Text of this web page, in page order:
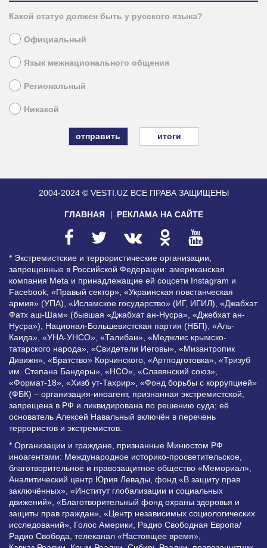
Какой статус должен быть у русского языка?
Официальный
Язык межнационального общения
Региональный
Никакой
итоги
2004-2024 © VESTI.UZ ВСЕ ПРАВА ЗАЩИЩЕНЫ
ГЛАВНАЯ РЕКЛАМА НА САЙТЕ
* Экстремистские и террористические организации,
запрещенные в Российской Федерации: американская
компания Meta и принадлежащие ей соцсети Instagram и
Facebook, «Правый сектор», «Украинская повстанческая
армия» (УПА), «Исламское государство» (ИГ, ИГИЛ), «Джабхат
Фатх аш-Шам» (бывшая «Джабхат ан-Нусра», «Джебхат ан-
Нусра»), Национал-Большевистская партия (НБП), «Аль-
Каида», «УНА-УНСО», «Талибан», «Меджлис крымско-
татарского народа», «Свидетели Иеговы», «Мизантропик
Дивижн», «Братство» Корчинского, «Артподготовка», «Тризуб
им. Степана Бандеры», «НСО», «Славянский союз»,
«Формат-18», «Хизб ут-Тахрир», «Фонд борьбы с коррупцией»
(ФБК) – организация-иноагент, признанная экстремистской,
запрещена в РФ и ликвидирована по решению суда; её
основатель Алексей Навальный включён в перечень
террористов и экстремистов.
* Организации и граждане, признанные Минюстом РФ
иноагентами: Международное историко-просветительское,
благотворительное и правозащитное общество «Мемориал»,
Аналитический центр Юрия Левады, фонд «В защиту прав
заключённых», «Институт глобализации и социальных
движений», «Благотворительный фонд охраны здоровья и
защиты прав граждан», «Центр независимых социологических
исследований», Голос Америки, Радио Свободная Европа/
Радио Свобода, телеканал «Настоящее время»,